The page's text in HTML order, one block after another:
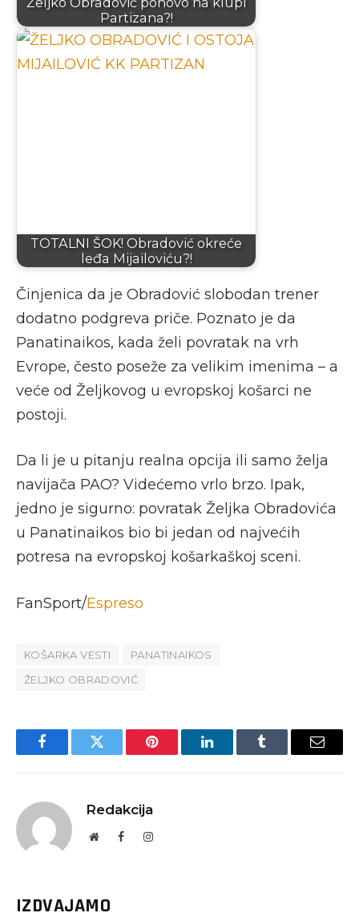
Partizana?!
TOTALNI ŠOK! Obradović okreće
leđa Mijailoviću?!
Činjenica da je Obradović slobodan trener
dodatno podgreva priče. Poznato je da
Panatinaikos, kada želi povratak na vrh
Evrope, često poseže za velikim imenima – a
veće od Željkovog u evropskoj košarci ne
postoji.
Da li je u pitanju realna opcija ili samo želja
navijača PAO? Videćemo vrlo brzo. Ipak,
jedno je sigurno: povratak Željka Obradovića
u Panatinaikos bio bi jedan od najvećih
potresa na evropskoj košarkaškoj sceni.
FanSport/Espreso
KOŠARKA VESTI
PANATINAIKOS
ŽELJKO OBRADOVIĆ
FacebookTwitter Pinterest LinkedInTumblr Email
Redakcija
WebsiteFacebookInstagram
IZDVAJAMO